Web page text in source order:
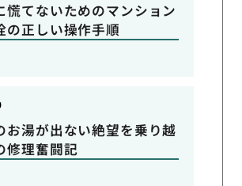
慌てないためのマンション
の正しい操作手順
お湯が出ない絶望を乗り越
修理奮闘記